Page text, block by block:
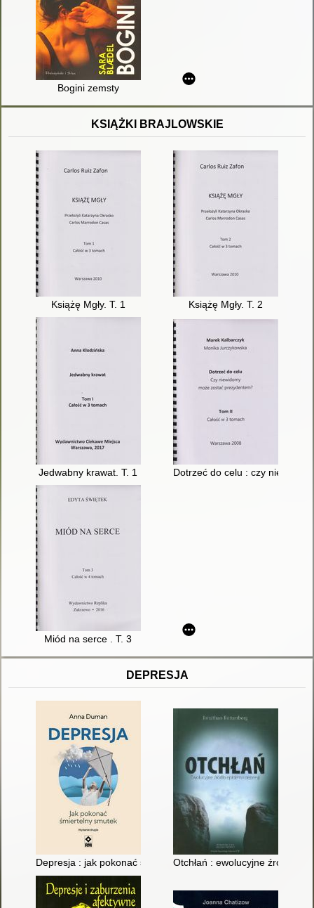
Bogini zemsty
KSIĄŻKI BRAJLOWSKIE
Książę Mgły. T. 1 Książę Mgły. T. 2
Jedwabny krawat. T. 1 Dotrzeć do celu : czy
Miód na serce . T. 3
DEPRESJA
Depresja : jak pokonać śmiertelny smutekOtchłań : ewolucyjne źródła